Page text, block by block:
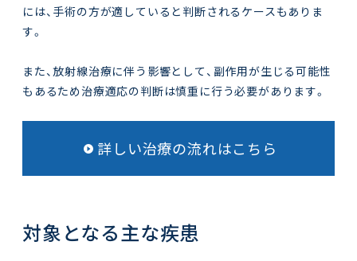
には、手術の方が適していると判断されるケースもありま
す。
また、放射線治療に伴う影響として、副作用が生じる可能性
もあるため治療適応の判断は慎重に行う必要があります。
詳しい治療の流れはこちら
対象となる主な疾患